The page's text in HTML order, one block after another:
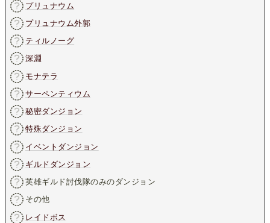
プリュナウム
プリュナウム外郭
ティルノーグ
深淵
モナテラ
サーペンティウム
秘密ダンジョン
特殊ダンジョン
イベントダンジョン
ギルドダンジョン
英雄ギルド討伐隊のみのダンジョン
その他
レイドボス